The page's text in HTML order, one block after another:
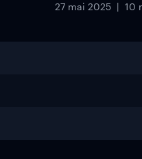
27 mai 2025 10